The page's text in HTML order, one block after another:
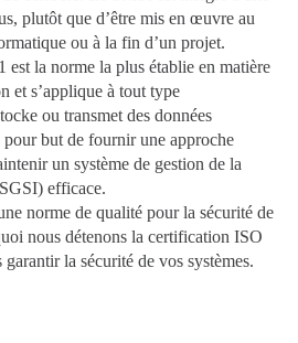
plutôt que d’être mis en œuvre au
ou à la fin d’un projet.
la norme la plus établie en matière
et s’applique à tout type
ou transmet des données
pour but de fournir une approche
un système de gestion de la
efficace.
norme de qualité pour la sécurité de
nous détenons la certification ISO
la sécurité de vos systèmes.